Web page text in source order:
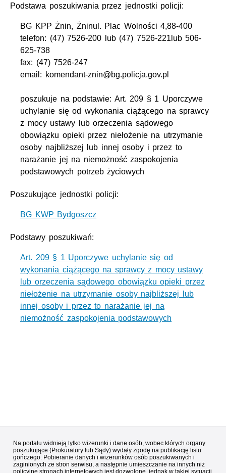
Podstawa poszukiwania przez jednostki policji:
BG KPP Żnin, Żninul. Plac Wolności 4,88-400
telefon: (47) 7526-200 lub (47) 7526-221lub 506-
625-738
fax: (47) 7526-247
email: komendant-znin@bg.policja.gov.pl
poszukuje na podstawie: Art. 209 § 1 Uporczywe
uchylanie się od wykonania ciążącego na sprawcy
z mocy ustawy lub orzeczenia sądowego
obowiązku opieki przez niełożenie na utrzymanie
osoby najbliższej lub innej osoby i przez to
narażanie jej na niemożność zaspokojenia
podstawowych potrzeb życiowych
Poszukujące jednostki policji:
BG KWP Bydgoszcz
Podstawy poszukiwań:
Art. 209 § 1 Uporczywe uchylanie się od
wykonania ciążącego na sprawcy z mocy ustawy
lub orzeczenia sądowego obowiązku opieki przez
niełożenie na utrzymanie osoby najbliższej lub
innej osoby i przez to narażanie jej na
niemożność zaspokojenia podstawowych
Na portalu widnieją tylko wizerunki i dane osób, wobec których organy
poszukujące (Prokuratury lub Sądy) wydały zgodę na publikację listu
gończego. Pobieranie danych i wizerunków osób poszukiwanych i
zaginionych ze stron serwisu, a następnie umieszczanie na innych niż